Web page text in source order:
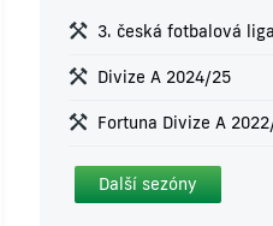
3. česká fotbalová
Divize A 2024/25
Fortuna Divize A
Další sezóny